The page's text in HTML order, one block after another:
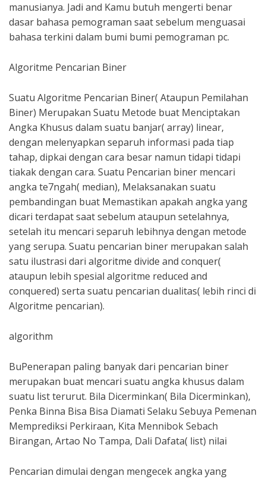
manusianya. Jadi and Kamu butuh mengerti benar
dasar bahasa pemograman saat sebelum menguasai
bahasa terkini dalam bumi bumi pemograman pc.
Algoritme Pencarian Biner
Suatu Algoritme Pencarian Biner( Ataupun Pemilahan
Biner) Merupakan Suatu Metode buat Menciptakan
Angka Khusus dalam suatu banjar( array) linear,
dengan melenyapkan separuh informasi pada tiap
tahap, dipkai dengan cara besar namun tidapi tidapi
tiakak dengan cara. Suatu Pencarian biner mencari
angka te7ngah( median), Melaksanakan suatu
pembandingan buat Memastikan apakah angka yang
dicari terdapat saat sebelum ataupun setelahnya,
setelah itu mencari separuh lebihnya dengan metode
yang serupa. Suatu pencarian biner merupakan salah
satu ilustrasi dari algoritme divide and conquer(
ataupun lebih spesial algoritme reduced and
conquered) serta suatu pencarian dualitas( lebih rinci di
Algoritme pencarian).
algorithm
BuPenerapan paling banyak dari pencarian biner
merupakan buat mencari suatu angka khusus dalam
suatu list terurut. Bila Dicerminkan( Bila Dicerminkan),
Penka Binna Bisa Bisa Diamati Selaku Sebuya Pemenan
Memprediksi Perkiraan, Kita Mennibok Sebach
Birangan, Artao No Tampa, Dali Dafata( list) nilai
Pencarian dimulai dengan mengecek angka yang